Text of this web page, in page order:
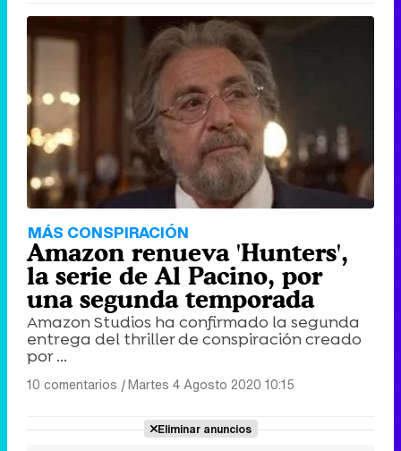
MÁS CONSPIRACIÓN
Amazon renueva 'Hunters',
la serie de Al Pacino, por
una segunda temporada
Amazon Studios ha confirmado la segunda
entrega del thriller de conspiración creado
por ...
10 comentarios |Martes 4 Agosto 2020 10:15
Eliminar anuncios